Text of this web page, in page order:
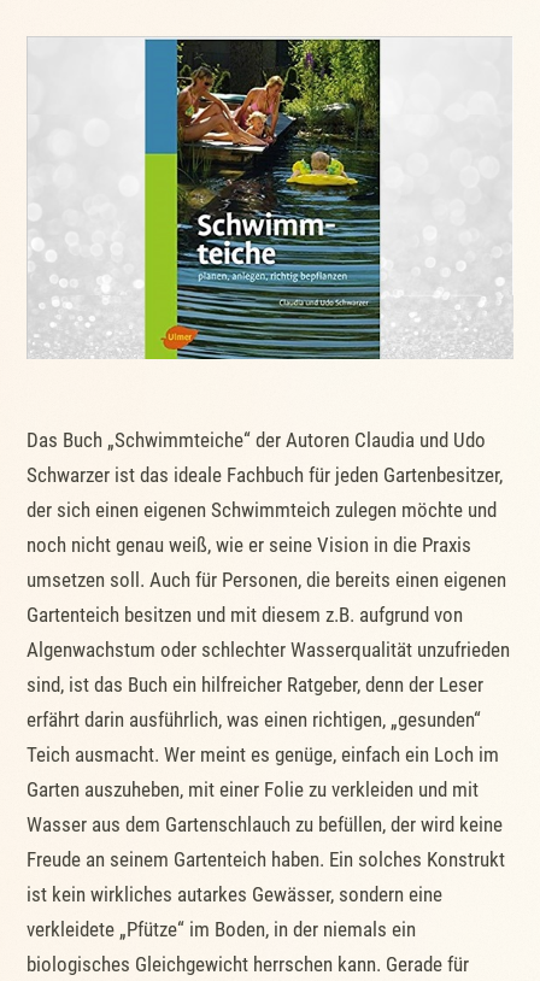
Das Buch „Schwimmteiche“ der Autoren Claudia und Udo
Schwarzer ist das ideale Fachbuch für jeden Gartenbesitzer,
der sich einen eigenen Schwimmteich zulegen möchte und
noch nicht genau weiß, wie er seine Vision in die Praxis
umsetzen soll. Auch für Personen, die bereits einen eigenen
Gartenteich besitzen und mit diesem z.B. aufgrund von
Algenwachstum oder schlechter Wasserqualität unzufrieden
sind, ist das Buch ein hilfreicher Ratgeber, denn der Leser
erfährt darin ausführlich, was einen richtigen, „gesunden“
Teich ausmacht. Wer meint es genüge, einfach ein Loch im
Garten auszuheben, mit einer Folie zu verkleiden und mit
Wasser aus dem Gartenschlauch zu befüllen, der wird keine
Freude an seinem Gartenteich haben. Ein solches Konstrukt
ist kein wirkliches autarkes Gewässer, sondern eine
verkleidete „Pfütze“ im Boden, in der niemals ein
biologisches Gleichgewicht herrschen kann. Gerade für